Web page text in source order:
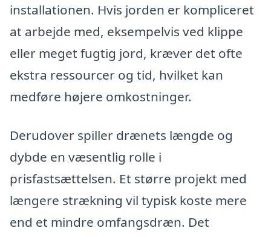
installationen. Hvis jorden er kompliceret
at arbejde med, eksempelvis ved klippe
eller meget fugtig jord, kræver det ofte
ekstra ressourcer og tid, hvilket kan
medføre højere omkostninger.
Derudover spiller drænets længde og
dybde en væsentlig rolle i
prisfastsættelsen. Et større projekt med
længere strækning vil typisk koste mere
end et mindre omfangsdræn. Det